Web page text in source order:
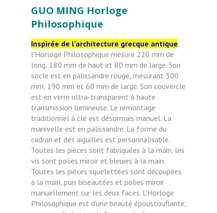
GUO MING Horloge
Philosophique
Inspirée de l'architecture grecque antique
l'Horloge Philosophique mesure 220 mm de
long, 180 mm de haut et 80 mm de large. Son
socle est en palissandre rouge, mesurant 300
mm, 190 mm et 60 mm de large. Son couvercle
est en verre ultra-transparent à haute
transmission lumineuse. Le remontage
traditionnel à clé est désormais manuel. La
manivelle est en palissandre. La forme du
cadran et des aiguilles est personnalisable.
Toutes les pièces sont fabriquées à la main, les
vis sont polies miroir et bleuies à la main.
Toutes les pièces squelettées sont découpées
à la main, puis biseautées et polies miroir
manuellement sur les deux faces. L'Horloge
Philosophique est d'une beauté époustouflante,